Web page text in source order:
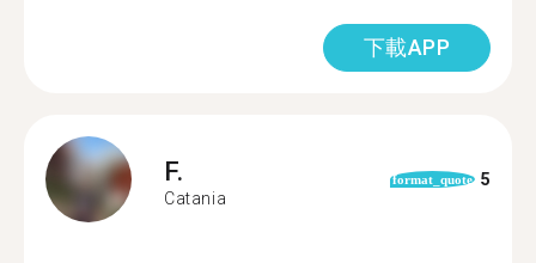
下載APP
F.
Catania
format_quote 5